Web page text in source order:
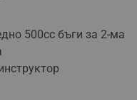
500cc бъги за 2-ма